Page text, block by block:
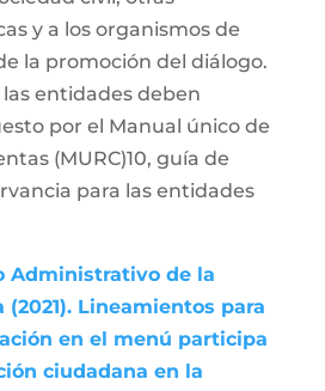
y a los organismos de
la promoción del diálogo.
entidades deben
por el Manual único de
(MURC)10, guía de
para las entidades
Administrativo de la
Lineamientos para
en el menú participa
ciudadana en la